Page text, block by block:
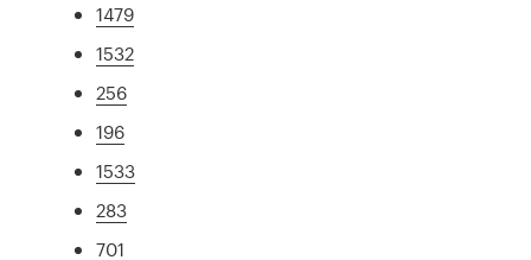
1479
1532
256
196
1533
283
701